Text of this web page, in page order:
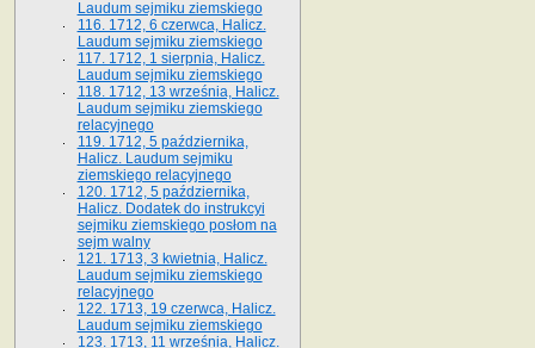
Laudum sejmiku ziemskiego
116. 1712, 6 czerwca, Halicz.
Laudum sejmiku ziemskiego
117. 1712, 1 sierpnia, Halicz.
Laudum sejmiku ziemskiego
118. 1712, 13 września, Halicz.
Laudum sejmiku ziemskiego
relacyjnego
119. 1712, 5 października,
Halicz. Laudum sejmiku
ziemskiego relacyjnego
120. 1712, 5 października,
Halicz. Dodatek do instrukcyi
sejmiku ziemskiego posłom na
sejm walny
121. 1713, 3 kwietnia, Halicz.
Laudum sejmiku ziemskiego
relacyjnego
122. 1713, 19 czerwca, Halicz.
Laudum sejmiku ziemskiego
123. 1713, 11 września, Halicz.